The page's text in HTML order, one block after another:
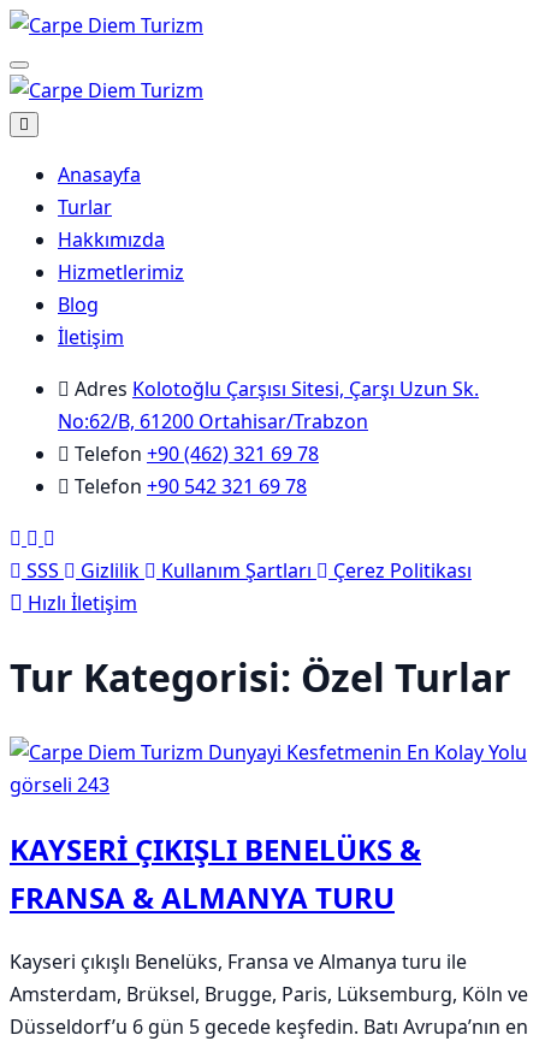
Skip
to
content
Menu
Anasayfa
Turlar
Hakkımızda
Hizmetlerimiz
Blog
İletişim
Adres Kolotoğlu Çarşısı Sitesi, Çarşı Uzun Sk.
No:62/B, 61200 Ortahisar/Trabzon
Telefon +90 (462) 321 69 78
Telefon +90 542 321 69 78
SSS Gizlilik Kullanım Şartları
Çerez Politikası
Hızlı İletişim
Tur Kategorisi: Özel Turlar
KAYSERİ ÇIKIŞLI BENELÜKS &
FRANSA & ALMANYA TURU
Kayseri çıkışlı Benelüks, Fransa ve Almanya turu ile
Amsterdam, Brüksel, Brugge, Paris, Lüksemburg, Köln ve
Düsseldorf’u 6 gün 5 gecede keşfedin. Batı Avrupa’nın en